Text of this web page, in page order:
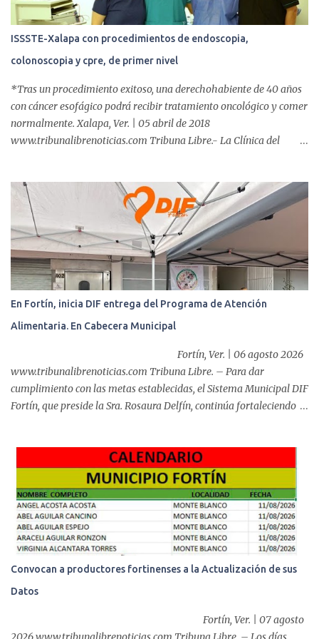
ISSSTE-Xalapa con procedimientos de endoscopia,
colonoscopia y cpre, de primer nivel
*Tras un procedimiento exitoso, una derechohabiente de 40 años
con cáncer esofágico podrá recibir tratamiento oncológico y comer
normalmente. Xalapa, Ver. | 05 abril de 2018
www.tribunalibrenoticias.com Tribuna Libre.- La Clínica del
incluyen endoscopia, colonoscopia y colangiopancreatografía
retrógrada endoscópica (CPRE), con equipo de alta tecnología de
videoendoscopia gástrica y con especialistas certificados. Además
se cuenta con endoscopios de última tecnología que permiten
diagnósticos con mayor certeza y sin dolor para el paciente, a
través de la atención de un equipo de profesionales
multidisciplinario: tres endoscopistas, anestesiólogo y personal
auxiliar y de enfermería. En esta semana, se realizó un nuevo caso
de éxito, pues a través de la colocación de un stent metálico
esofágico, una derechohabiente con un tumor en el ...
En Fortín, inicia DIF entrega del Programa de Atención
Alimentaria. En Cabecera Municipal
Fortín, Ver. | 06 agosto 2026
www.tribunalibrenoticias.com Tribuna Libre. – Para dar
cumplimiento con las metas establecidas, el Sistema Municipal DIF
Fortín, que preside la Sra. Rosaura Delfín, continúa fortaleciendo
Días y Primera Infancia” que inició este miércoles en la cabecera
municipal. Se trata de una estrategia que busca contribuir al
desarrollo y la nutrición de niñas, niños y mujeres en esta
importante etapa de vida. Durante la jornada, en la explanada del
Súper Ahorros, el director del organismo asistencial, Lic. Carlos
Adiel Pereda, realizó un recorrido por las sedes de entre...
Convocan a productores fortinenses a la Actualización de sus
Datos
Fortín, Ver. | 07 agosto